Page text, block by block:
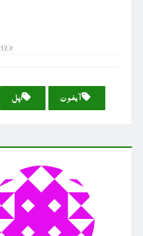
آیفون اپل